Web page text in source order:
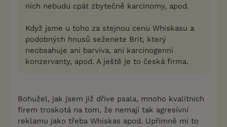
nich nebudu cpát zbytečně karcinomy, apod.
Když jsme u toho za stejnou cenu Whiskasu a
podobných hnusů seženete Brit, který
neobsahuje ani barviva, ani karcinogenní
konzervanty, apod. A ještě je to česká firma.
Bohužel, jak jsem již dříve psala, mnoho kvalitních
firem troskotá na tom, že nemají tak agresívní
reklamu jako třeba Whiskas apod. Upřímně mi to